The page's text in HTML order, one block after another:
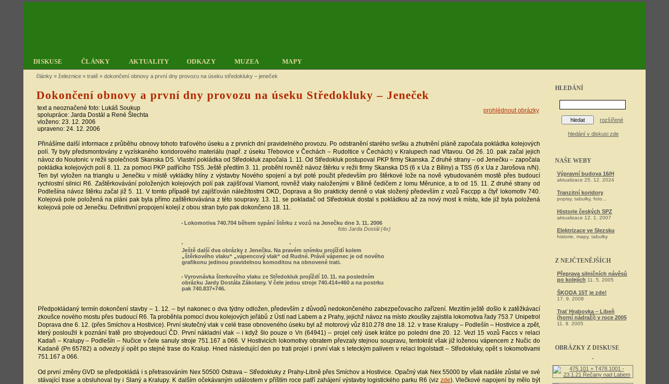
DISKUSE ČLÁNKY AKTUALITY ODKAZY MUZEA MAPY
HLEDÁNÍ
rozšířené
hledání v diskusi zde
NAŠE WEBY
Výpravní budova 16/H
aktualizace 25. 12. 2024
Tranzitní koridory
popisy, tabulky, foto...
Historie českých SPZ
aktualizace 12. 1. 2007
Elektrizace ve Slezsku
historie, mapy, tabulky
Z NEJČTENĚJŠÍCH
Přeprava silničních návěsů
po kolejích 11. 5. 2005
ŠKODA 15T je zde!
17. 9. 2008
Trať Hrabovka – Libeň
(horní nádraží) v roce 2005
11. 9. 2005
OBRÁZKY Z DISKUSE
články » železnice » tratě » dokončení obnovy a první dny provozu na úseku středokluky – jeneček
Dokončení obnovy a první dny provozu na úseku Středokluky – Jeneček
prohlédnout obrázky
text a neoznačené foto: Lukáš Soukup
spolupráce: Jarda Dostál a René Šlechta
vloženo: 23. 12. 2006
upraveno: 24. 12. 2006
Přinášíme další informace z průběhu obnovy tohoto traťového úseku a z prvních dní pravidelného provozu. Po odstranění starého svršku a zhutnění pláně započala pokládka kolejových
polí. Ty byly předsmontovány z vyzískaného koridorového materiálu (např. z úseku Třebovice v Čechách – Rudoltice v Čechách) v Kralupech nad Vltavou. Od 26. 10. pak začal jejich
návoz do Noutonic v režii společnosti Skanska DS. Vlastní pokládka od Středokluk započala 1. 11. Od Středokluk postupoval PKP firmy Skanska. Z druhé strany – od Jenečku – započala
pokládka kolejových polí 8. 11. za pomoci PKP patřícího TSS. Ještě předtím 3. 11. proběhl rovněž návoz štěrku v režii firmy Skanska DS (6 x Ua z Bíliny) a TSS (6 x Ua z Jarošova n/N).
Ten byl vyložen na trianglu u Jenečku v místě vykládky hlíny z výstavby Nového spojení a byl poté použit především pro štěrkové lože na nově vybudovaném mostě přes budoucí
rychlostní silnici R6. Zaštěrkovávání položených kolejových polí pak zajišťoval Viamont, rovněž vlaky naloženými v Bílině čedičem z lomu Měrunice, a to od 15. 11. Z druhé strany od
Podlešína návoz štěrku začal již 5. 11. V tomto případě byl zajišťován náležitostmi OKD, Doprava a šlo prakticky denně o vlak složený především z vozů Faccpp a čtyř lokomotiv 740.
Kolejová pole položená na pláni pak byla přímo zaštěrkovávána z této soupravy. 13. 11. se pokladač od Středokluk dostal s pokládkou až za nový most k místu, kde již byla položená
kolejová pole od Jenečku. Definitivní propojení kolejí z obou stran bylo pak dokončeno 18. 11.
Lokomotiva 740.704 během sypání štěrku z vozů na Jenečku dne 3. 11. 2006
foto Jarda Dostál (4x)
Ještě další dva obrázky z Jenečku. Na pravém snímku projíždí kolem
„štěrkového vlaku“ „vápencový vlak“ od Rudné. Právě vápenec je od nového
grafikonu jedinou pravidelnou komoditou na obnovené trati.
Vyrovnávka šterkového vlaku ze Středokluk projíždí 10. 11. na posledním
obrázku Jardy Dostála Zákolany. V čele jedou stroje 740.414+460 a na postrku
pak 740.837+746.
Předpokládaný termín dokončení stavby – 1. 12. – byl nakonec o dva týdny odložen, především z důvodů nedokončeného zabezpečovacího zařízení. Mezitím ještě došlo k zatěžkávací
zkoušce nového mostu přes budoucí R6. Ta proběhla pomocí dvou kolejových jeřábů z Ústí nad Labem a z Prahy, jejichž návoz na místo zkoušky zajistila lokomotiva řady 753.7 Unipetrol
Doprava dne 6. 12. (přes Smíchov a Hostivice). První skutečný vlak v celé trase obnoveného úseku byl až motorový vůz 810.278 dne 18. 12. v trase Kralupy – Podlešín – Hostivice a zpět,
který posloužil k poznání tratě pro strojvedoucí ČD. První nákladní vlak – i když šlo pouze o Vn (64941) – projel celý úsek krátce po poledni dne 20. 12. Vezl 15 vozů Faccs v relaci
Kadaň – Kralupy – Podlešín – Nučice v čele sanuly stroje 751.167 a 066. V Hostivicích lokomotivy obratem převzaly stejnou soupravu, tentokrát však již loženou vápencem z Nučic do
Kadaně (Pn 65782) a odvezly jí opět po stejné trase do Kralup. Hned následující den po trati projel i první vlak s leteckým palivem v relaci Ingolstadt – Středokluky, opět s lokomotivami
751.167 a 066.
Od první změny GVD se předpokládá i s přetrasováním Nex 50500 Ostrava – Středokluky z Prahy-Libně přes Smíchov a Hostivice. Opačný vlak Nex 55000 by však nadále zůstal ve své
stávající trase a obsluhoval by i Slaný a Kralupy. K dalším očekávaným událostem v příštím roce patří zahájení výstavby logistického parku R6 (viz zde). Vlečkové napojení by mělo být